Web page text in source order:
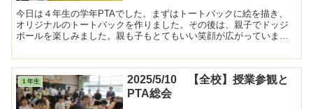
今日は４年生の学年PTAでした。まずはトートバックに絵を描き、
オリジナルのトートバックを作りました。その後は、親子でドッジ
ボールを楽しみました。親も子もとてもいい笑顔が広がっていまし
１年生
2025/5/10 【全校】授業参観と
PTA総会